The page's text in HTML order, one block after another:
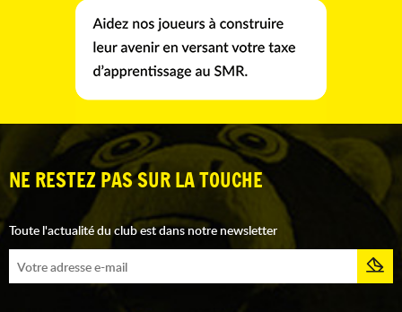
NE RESTEZ PAS SUR LA TOUCHE
Toute l'actualité du club est dans notre newsletter